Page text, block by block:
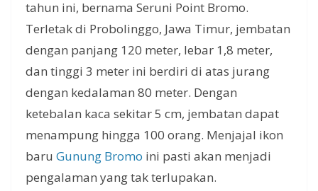
tahun ini, bernama Seruni Point Bromo.
Terletak di Probolinggo, Jawa Timur, jembatan
dengan panjang 120 meter, lebar 1,8 meter,
dan tinggi 3 meter ini berdiri di atas jurang
dengan kedalaman 80 meter. Dengan
ketebalan kaca sekitar 5 cm, jembatan dapat
menampung hingga 100 orang. Menjajal ikon
baru Gunung Bromo ini pasti akan menjadi
pengalaman yang tak terlupakan.